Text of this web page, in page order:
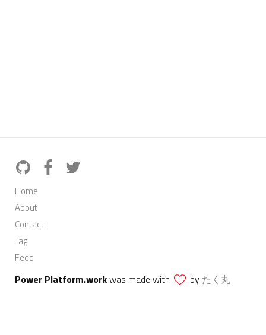
Home
About
Contact
Tag
Feed
Power Platform.workwas made with by たく丸